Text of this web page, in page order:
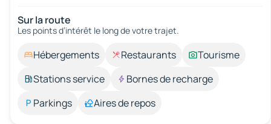
Sur la route
Les points d’intérêt le long de votre trajet.
Hébergements Restaurants
Tourisme
Stations service
Bornes de recharge
Parkings
Aires de repos